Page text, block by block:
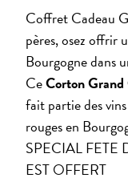
Coffret Cadeau
pères, osez offrir
Bourgogne dans
CeCorton Grand
fait partie des
rouges en
SPECIAL FETE
EST OFFERT